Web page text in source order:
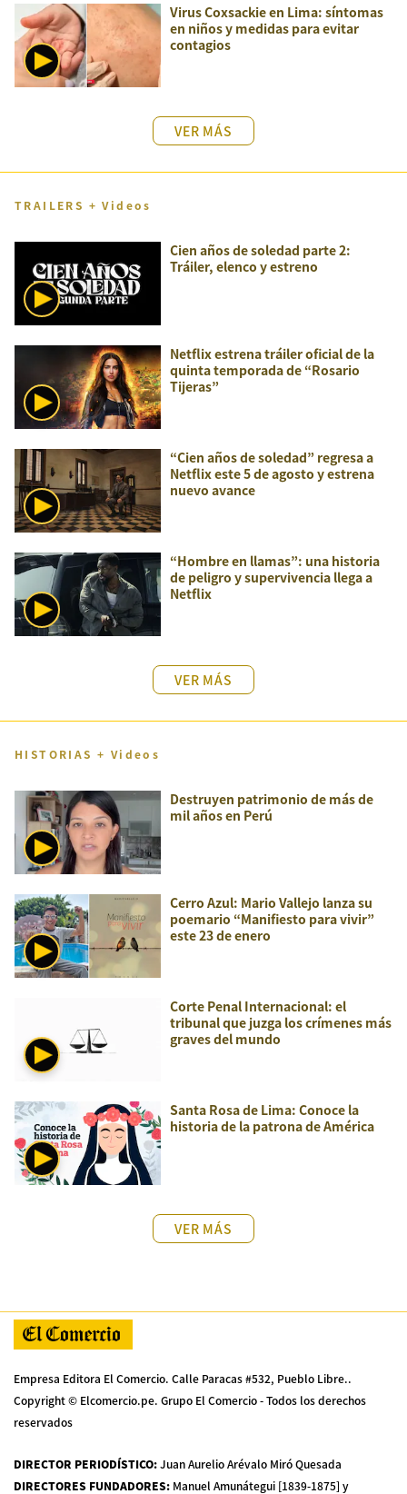
Virus Coxsackie en Lima: síntomas
en niños y medidas para evitar
contagios
VER MÁS
TRAILERS + Videos
Cien años de soledad parte 2:
Tráiler, elenco y estreno
Netflix estrena tráiler oficial de la
quinta temporada de “Rosario
Tijeras”
“Cien años de soledad” regresa a
Netflix este 5 de agosto y estrena
nuevo avance
“Hombre en llamas”: una historia
de peligro y supervivencia llega a
Netflix
VER MÁS
HISTORIAS + Videos
Destruyen patrimonio de más de
mil años en Perú
Cerro Azul: Mario Vallejo lanza su
poemario “Manifiesto para vivir”
este 23 de enero
Corte Penal Internacional: el
tribunal que juzga los crímenes más
graves del mundo
Santa Rosa de Lima: Conoce la
historia de la patrona de América
VER MÁS
Empresa Editora El Comercio. Calle Paracas #532, Pueblo Libre..
Copyright © Elcomercio.pe. Grupo El Comercio - Todos los derechos
reservados
DIRECTOR PERIODÍSTICO:Juan Aurelio Arévalo Miró Quesada
DIRECTORES FUNDADORES: Manuel Amunátegui [1839-1875] y